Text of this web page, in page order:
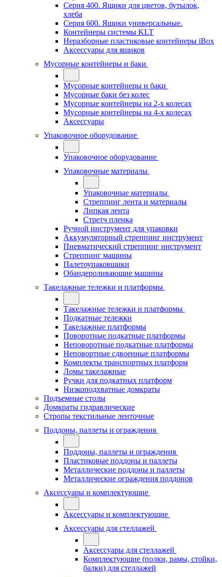
Серия 400. Ящики для цветов, бутылок,
хлеба
Серия 600. Ящики универсальные.
Контейнеры системы KLT
Неразборные пластиковые контейнеры iBox
Аксессуары для ящиков
Мусорные контейнеры и баки
Мусорные контейнеры и баки
Мусорные баки без колес
Мусорные контейнеры на 2-х колесах
Мусорные контейнеры на 4-х колесах
Аксессуары
Упаковочное оборудование
Упаковочное оборудование
Упаковочные материалы
Упаковочные материалы
Стреппинг лента и материалы
Липкая лента
Стретч пленка
Ручной инструмент для упаковки
Аккумуляторный стреппинг инструмент
Пневматический стреппинг инструмент
Стреппинг машины
Палетоупаковщики
Обандероливающие машины
Такелажные тележки и платформы
Такелажные тележки и платформы
Подкатные тележки
Такелажные платформы
Поворотные подкатные платформы
Неповоротные подкатные платформы
Неповортные сдвоенные платформы
Комплекты транспортных платформ
Ломы такелажные
Ручки для подкатных платформ
Низкоподхватные домкраты
Подъемные столы
Домкраты гидравлические
Стропы текстильные ленточные
Поддоны, паллеты и ограждения
Поддоны, паллеты и ограждения
Пластиковые поддоны и паллеты
Металлические поддоны и паллеты
Металлические ограждения поддонов
Аксессуары и комплектующие
Аксессуары и комплектующие
Аксессуары для стеллажей
Аксессуары для стеллажей
Комплектующие (полки, рамы, стойки,
балки) для стеллажей